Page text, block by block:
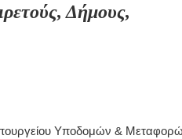
Δήμους,
Υποδομών &